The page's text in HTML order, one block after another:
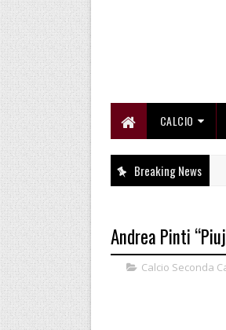
CALCIO
Breaking News
Andrea Pinti
Calcio Seconda